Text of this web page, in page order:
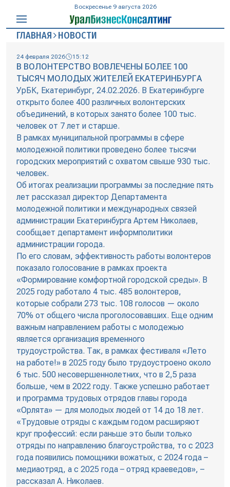
Воскресенье 9 августа 2026
ГЛАВНАЯ НОВОСТИ
24 февраля 2026 15:12
В ВОЛОНТЕРСТВО ВОВЛЕЧЕНЫ БОЛЕЕ 100
ТЫСЯЧ МОЛОДЫХ ЖИТЕЛЕЙ ЕКАТЕРИНБУРГА
УрБК, Екатеринбург, 24.02.2026. В Екатеринбурге
открыто более 400 различных волонтерских
объединений, в которых занято более 100 тыс.
человек от 7 лет и старше.
В рамках муниципальной программы в сфере
молодежной политики проведено более тысячи
городских мероприятий с охватом свыше 930 тыс.
человек.
Об итогах реализации программы за последние пять
лет рассказал директор Департамента
молодежной политики и международных связей
администрации Екатеринбурга Артем Николаев,
сообщает департамент информполитики
администрации города.
По его словам, эффективность работы волонтеров
показало голосование в рамках проекта
«Формирование комфортной городской среды». В
2025 году работало 4 тыс. 485 волонтеров,
которые собрали 273 тыс. 108 голосов — около
70% от общего числа проголосовавших. Еще одним
важным направлением работы с молодежью
является организация временного
трудоустройства. Так, в рамках фестиваля «Лето
на работе!» в 2025 году было трудоустроено около
6 тыс. 500 несовершеннолетних, что в 2,5 раза
больше, чем в 2022 году. Также успешно работает
и программа трудовых отрядов главы города
«Орлята» — для молодых людей от 14 до 18 лет.
«Трудовые отряды с каждым годом расширяют
круг профессий: если раньше это были только
отряды по направлению благоустройства, то с 2023
года появились помощники вожатых, с 2024 года –
медиаотряд, а с 2025 года – отряд краеведов», –
рассказал А. Николаев.